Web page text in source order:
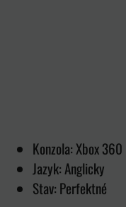
Konzola: Xbox 360
Jazyk: Anglicky
Stav: Perfektné